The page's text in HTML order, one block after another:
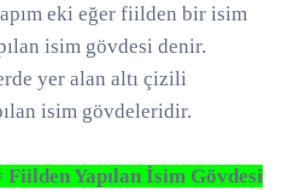
eki eğer fiilden bir isim
isim gövdesi denir.
yer alan altı çizili
isim gövdeleridir.
Yapılan İsim Gövdesi